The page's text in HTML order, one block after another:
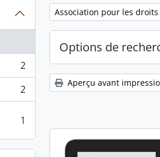
2
2
1
Remove filter:
Association pour les droits
Options de
Aperçu avant